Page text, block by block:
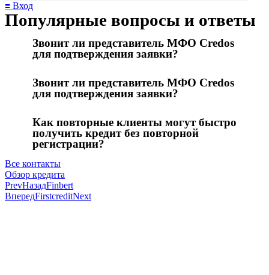
≡ Вход
Популярные вопросы и ответы
Звонит ли представитель МФО Credos
для подтверждения заявки?
Звонит ли представитель МФО Credos
для подтверждения заявки?
Как повторные клиенты могут быстро
получить кредит без повторной
регистрации?
Все контакты
Обзор кредита
PrevНазадFinbert
ВпередFirstcreditNext